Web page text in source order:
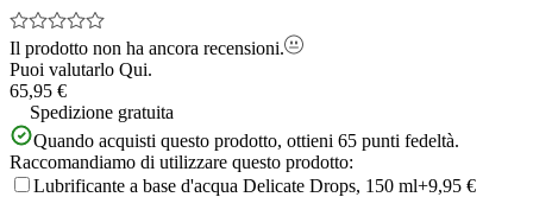
Il prodotto non ha ancora recensioni.
Puoi valutarlo Qui.
65,95 €
Spedizione gratuita
Quando acquisti questo prodotto, ottieni 65 punti fedeltà.
Raccomandiamo di utilizzare questo prodotto:
Lubrificante a base d'acqua Delicate Drops, 150 ml+9,95 €